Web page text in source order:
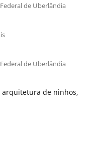
de Uberlândia
de Uberlândia
arquitetura de ninhos,